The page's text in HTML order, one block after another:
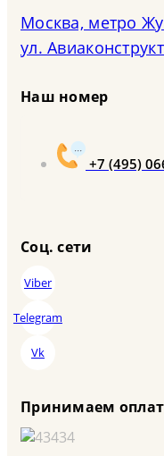
Москва, метро
ул.
Наш номер
+7 (495)
Соц. сети
Viber
Telegram
Vk
Принимаем